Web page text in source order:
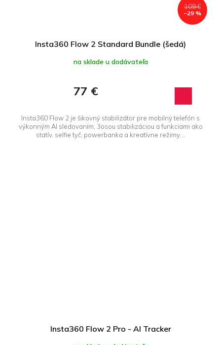
109 €
–29 %
Insta360 Flow 2 Standard Bundle (šedá)
na sklade u dodávateľa
77 €
Insta360 Flow 2 je šikovný stabilizátor pre mobilný telefón s
výkonným AI sledovaním, 3osou stabilizáciou a funkciami ako
statív, selfie tyč, powerbanka a kreatívne režimy....
Insta360 Flow 2 Pro - AI Tracker